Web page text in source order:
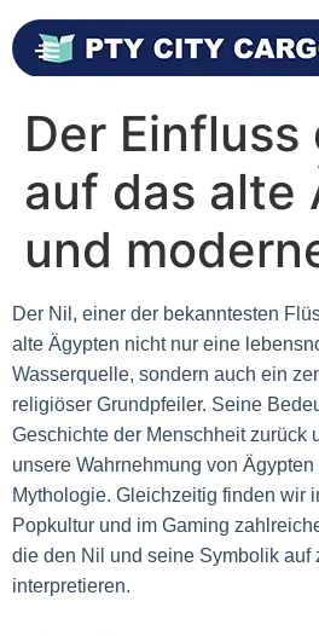
Der Einfluss
auf das alte
und
Der Nil, einer der bekanntesten
alte Ägypten nicht nur eine
Wasserquelle, sondern auch ein
religiöser Grundpfeiler. Seine
Geschichte der Menschheit zurück
unsere Wahrnehmung von
Mythologie. Gleichzeitig finden wir
Popkultur und im Gaming
die den Nil und seine Symbolik auf
interpretieren.